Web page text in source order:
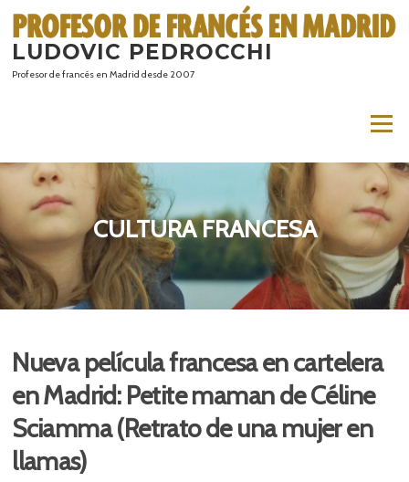
contenido
LUDOVIC PEDROCCHI
Profesor de francés en Madrid desde 2007
Menú
CULTURA FRANCESA
Nueva película francesa en cartelera
en Madrid: Petite maman de Céline
Sciamma (Retrato de una mujer en
llamas)